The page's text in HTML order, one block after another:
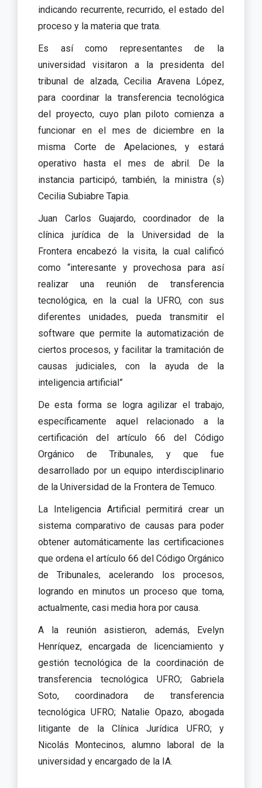
indicando recurrente, recurrido, el estado del
proceso y la materia que trata.
Es así como representantes de la
universidad visitaron a la presidenta del
tribunal de alzada, Cecilia Aravena López,
para coordinar la transferencia tecnológica
del proyecto, cuyo plan piloto comienza a
funcionar en el mes de diciembre en la
misma Corte de Apelaciones, y estará
operativo hasta el mes de abril. De la
instancia participó, también, la ministra (s)
Cecilia Subiabre Tapia.
Juan Carlos Guajardo, coordinador de la
clínica jurídica de la Universidad de la
Frontera encabezó la visita, la cual calificó
como “interesante y provechosa para así
realizar una reunión de transferencia
tecnológica, en la cual la UFRO, con sus
diferentes unidades, pueda transmitir el
software que permite la automatización de
ciertos procesos, y facilitar la tramitación de
causas judiciales, con la ayuda de la
inteligencia artificial”
De esta forma se logra agilizar el trabajo,
específicamente aquel relacionado a la
certificación del artículo 66 del Código
Orgánico de Tribunales, y que fue
desarrollado por un equipo interdisciplinario
de la Universidad de la Frontera de Temuco.
La Inteligencia Artificial permitirá crear un
sistema comparativo de causas para poder
obtener automáticamente las certificaciones
que ordena el artículo 66 del Código Orgánico
de Tribunales, acelerando los procesos,
logrando en minutos un proceso que toma,
actualmente, casi media hora por causa.
A la reunión asistieron, además, Evelyn
Henríquez, encargada de licenciamiento y
gestión tecnológica de la coordinación de
transferencia tecnológica UFRO; Gabriela
Soto, coordinadora de transferencia
tecnológica UFRO; Natalie Opazo, abogada
litigante de la Clínica Jurídica UFRO; y
Nicolás Montecinos, alumno laboral de la
universidad y encargado de la IA.